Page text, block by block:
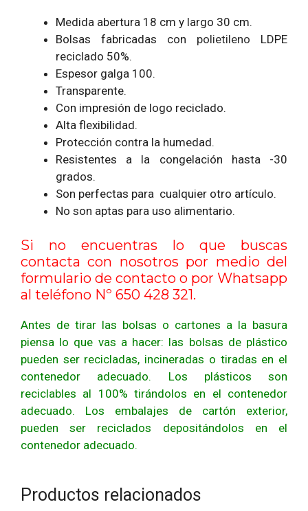
Medida abertura 18 cm y largo 30 cm.
Bolsas fabricadas con polietileno LDPE
reciclado 50%.
Espesor galga 100.
Transparente.
Con impresión de logo reciclado.
Alta flexibilidad.
Protección contra la humedad.
Resistentes a la congelación hasta -30
grados.
Son perfectas para cualquier otro artículo.
No son aptas para uso alimentario.
Si no encuentras lo que buscas
contacta con nosotros por medio del
formulario de contacto o por Whatsapp
al teléfono Nº 650 428 321.
Antes de tirar las bolsas o cartones a la basura
piensa lo que vas a hacer: las bolsas de plástico
pueden ser recicladas, incineradas o tiradas en el
contenedor adecuado. Los plásticos son
reciclables al 100% tirándolos en el contenedor
adecuado. Los embalajes de cartón exterior,
pueden ser reciclados depositándolos en el
contenedor adecuado.
Productos relacionados